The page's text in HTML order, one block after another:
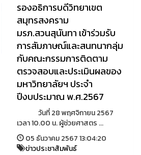
รองอธิการบดีวิทยาเขต
สมุทรสงคราม
มรภ.สวนสุนันทา เข้าร่วมรับ
การสัมภาษณ์และสนทนากลุ่ม
กับคณะกรรมการติดตาม
ตรวจสอบและประเมินผลของ
มหาวิทยาลัยฯ ประจำ
ปีงบประมาณ พ.ศ.2567
วันที่ 28 พฤศจิกายน 2567
เวลา 10.00 น. ผู้ช่วยศาสตร ...
05 ธันวาคม 2567 13:04:20
ข่าวประชาสัมพันธ์